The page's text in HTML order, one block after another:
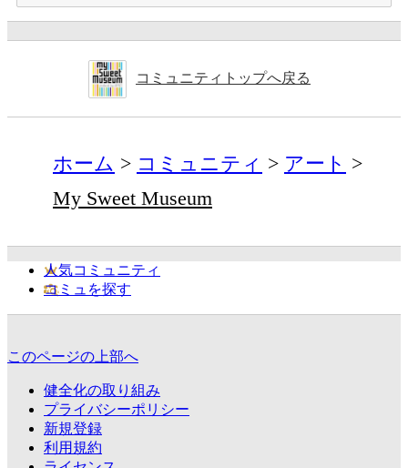
コミュニティトップへ戻る
ホーム コミュニティ
アート
My Sweet Museum
人気コミュニティ
コミュを探す
このページの上部へ
健全化の取り組み
プライバシーポリシー
新規登録
利用規約